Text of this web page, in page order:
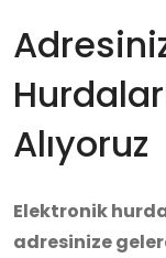
Alıyoruz
Elektronik
adresinize